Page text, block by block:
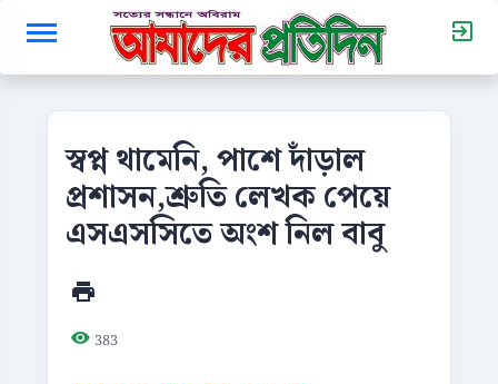
স্বপ্ন থামেনি, পাশে দাঁড়াল
প্রশাসন,শ্রুতি লেখক পেয়ে
এসএসসিতে অংশ নিল বাবু
383